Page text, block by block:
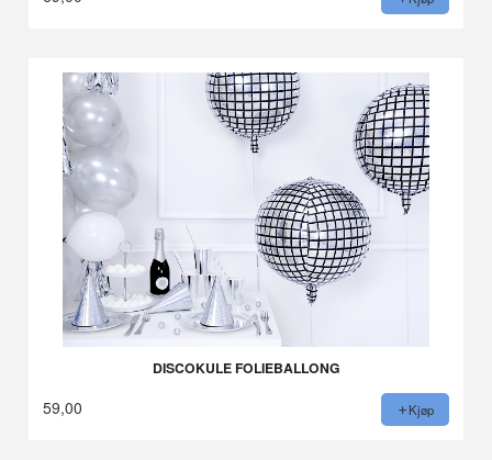
DISCOKULE FOLIEBALLONG
59,00 Kjøp